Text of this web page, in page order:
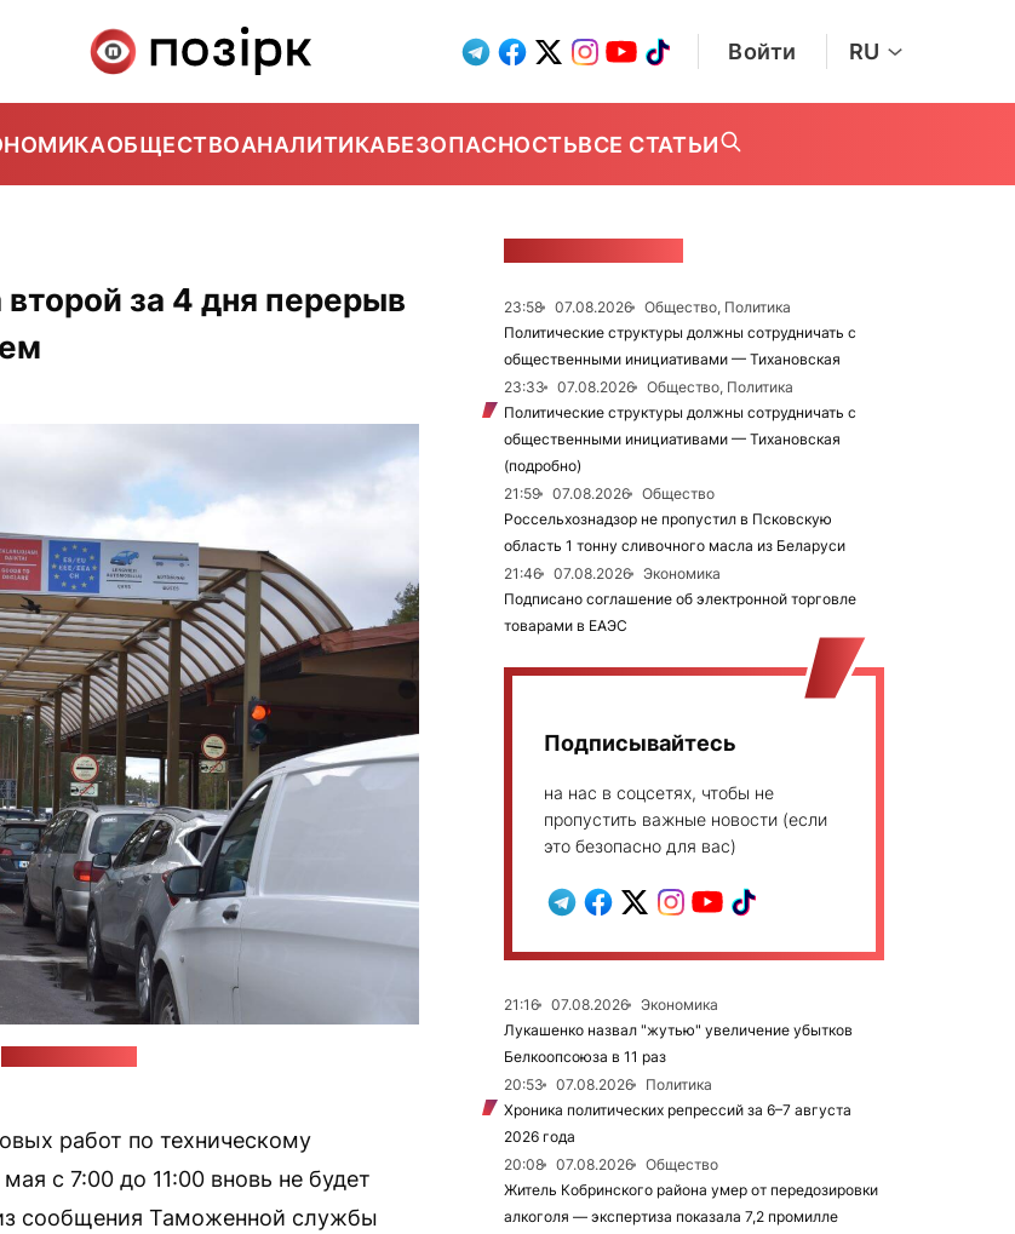
Войти RU
ОБЩЕСТВОАНАЛИТИКАБЕЗОПАСНОСТЬВСЕ СТАТЬИ
за 4 дня перерыв
работ по техническому
с 7:00 до 11:00 вновь не будет
сообщения Таможенной службы
23:58 07.08.2026
Общество, Политика
Политические структуры должны сотрудничать с
общественными инициативами — Тихановская
23:33
07.08.2026
Общество, Политика
Политические структуры должны сотрудничать с
общественными инициативами — Тихановская
(подробно)
21:59
07.08.2026
Общество
Россельхознадзор не пропустил в Псковскую
область 1 тонну сливочного масла из Беларуси
21:46
07.08.2026
Экономика
Подписано соглашение об электронной торговле
товарами в ЕАЭС
Подписывайтесь
на нас в соцсетях, чтобы не
пропустить важные новости (если
это безопасно для вас)
21:16 07.08.2026
Экономика
Лукашенко назвал "жутью" увеличение убытков
Белкоопсоюза в 11 раз
20:53
07.08.2026
Политика
Хроника политических репрессий за 6–7 августа
2026 года
20:08
07.08.2026
Общество
Житель Кобринского района умер от передозировки
алкоголя — экспертиза показала 7,2 промилле